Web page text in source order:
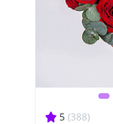
5 (388)